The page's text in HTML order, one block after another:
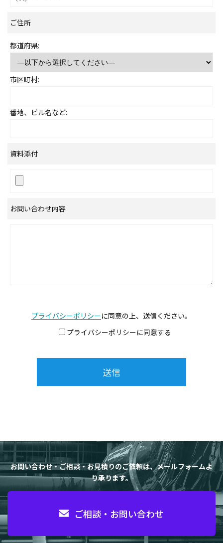
ご住所
都道府県:
市区町村:
番地、ビル名など:
資料添付
お問い合わせ内容
プライバシーポリシーに同意の上、送信ください。
プライバシーポリシーに同意する
お問い合わせ・ご相談・お見積りのご依頼は、メールフォームよ
り承ります。
ご相談・お問い合わせ